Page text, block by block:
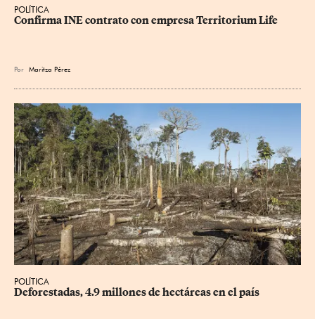
POLÍTICA
Confirma INE contrato con empresa Territorium Life
Por Maritza Pérez
POLÍTICA
Deforestadas, 4.9 millones de hectáreas en el país